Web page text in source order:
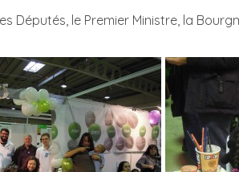
le Premier Ministre, la